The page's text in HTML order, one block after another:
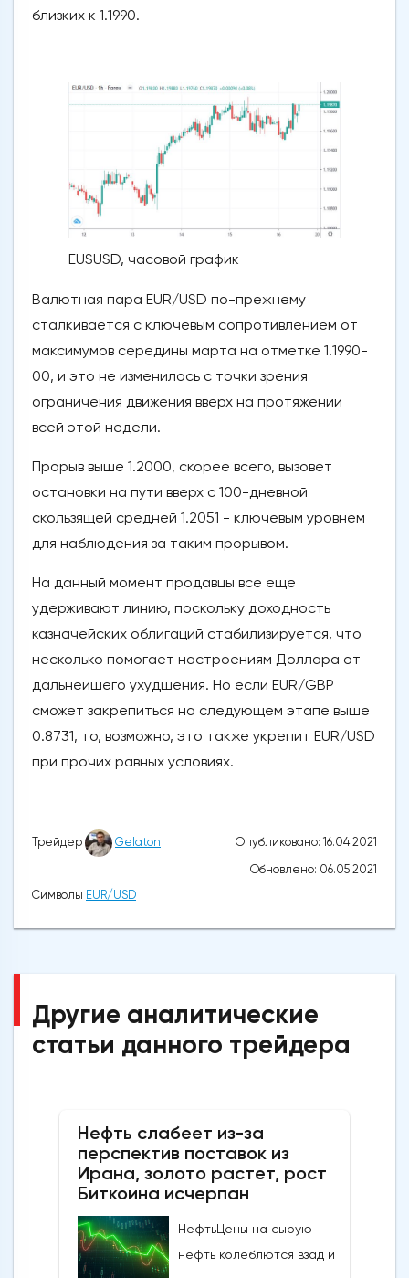
близких к 1.1990.
EUSUSD, часовой график
Валютная пара EUR/USD по-прежнему
сталкивается с ключевым сопротивлением от
максимумов середины марта на отметке 1.1990-
00, и это не изменилось с точки зрения
ограничения движения вверх на протяжении
всей этой недели.
Прорыв выше 1.2000, скорее всего, вызовет
остановки на пути вверх с 100-дневной
скользящей средней 1.2051 - ключевым уровнем
для наблюдения за таким прорывом.
На данный момент продавцы все еще
удерживают линию, поскольку доходность
казначейских облигаций стабилизируется, что
несколько помогает настроениям Доллара от
дальнейшего ухудшения. Но если EUR/GBP
сможет закрепиться на следующем этапе выше
0.8731, то, возможно, это также укрепит EUR/USD
при прочих равных условиях.
Трейдер Gelaton
Опубликовано: 16.04.2021
Обновлено: 06.05.2021
Символы EUR/USD
Другие аналитические
статьи данного трейдера
Нефть слабеет из-за
перспектив поставок из
Ирана, золото растет, рост
Биткоина исчерпан
НефтьЦены на сырую
нефть колеблются взад и